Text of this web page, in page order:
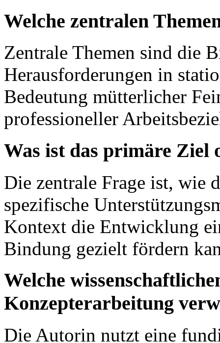
Welche zentralen
Zentrale Themen sind die
Herausforderungen in
Bedeutung mütterlicher
professioneller
Was ist das primäre Ziel
Die zentrale Frage ist, wie
spezifische
Kontext die Entwicklung
Bindung gezielt fördern
Welche
Konzepterarbeitung
Die Autorin nutzt eine